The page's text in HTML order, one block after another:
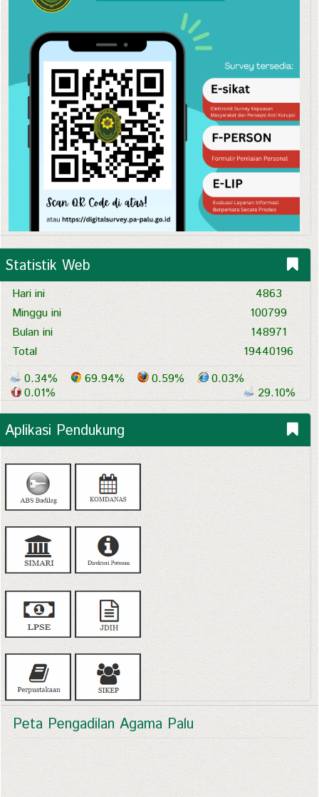
Statistik Web
Hari ini
Minggu ini
Bulan ini
Total
4863
100799
148971
19440196
0.34%
69.94% 0.59%
0.03%
0.01%
29.10%
Aplikasi Pendukung
Peta Pengadilan Agama Palu